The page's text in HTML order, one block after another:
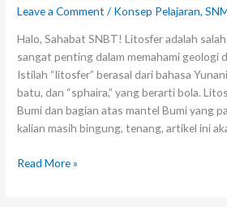
Leave a Comment / Konsep Pelajaran,
Halo, Sahabat SNBT! Litosfer adalah
sangat penting dalam memahami geologi
Istilah “litosfer” berasal dari bahasa
batu, dan “sphaira,” yang berarti bola.
Bumi dan bagian atas mantel Bumi yang
kalian masih bingung, tenang, artikel ini
Read More »